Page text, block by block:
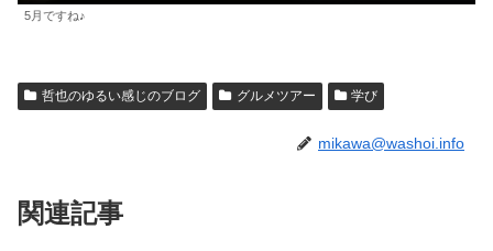
5月ですね♪
哲也のゆるい感じのブログ グルメツアー 学び
mikawa@washoi.info
関連記事